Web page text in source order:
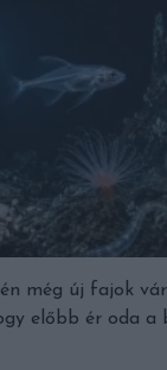
még új fajok
előbb ér oda a